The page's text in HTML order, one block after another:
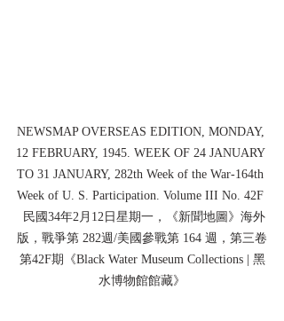
NEWSMAP OVERSEAS EDITION, MONDAY,
12 FEBRUARY, 1945. WEEK OF 24 JANUARY
TO 31 JANUARY, 282th Week of the War-164th
Week of U. S. Participation. Volume III No. 42F
民國34年2月12日星期一，《新聞地圖》海外
版，戰爭第 282週/美國參戰第 164 週，第三卷
第42F期《Black Water Museum Collections | 黑
水博物館館藏》